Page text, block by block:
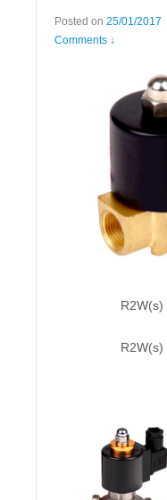
Posted on 25/01/2017
Comments ↓
R2W(s)
R2W(s)